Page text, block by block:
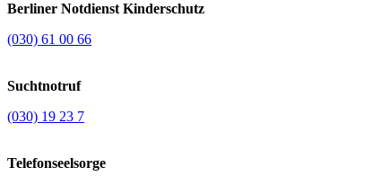
Berliner Notdienst Kinderschutz
(030) 61 00 66
Suchtnotruf
(030) 19 23 7
Telefonseelsorge